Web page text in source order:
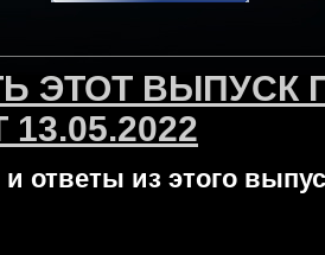
ЭТОТ ВЫПУСК
ответы из этого